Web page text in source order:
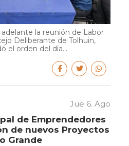
la reunión de Labor
Deliberante de Tolhuin,
el orden del día...
Jue 6. Ago
de Emprendedores
de nuevos Proyectos
Grande